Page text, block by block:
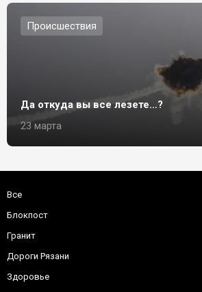
Происшествия
Да откуда вы все лезете…?
23 марта
Все
Блокпост
Гранит
Дороги Рязани
Здоровье